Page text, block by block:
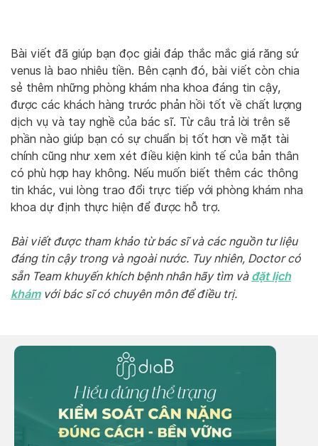
Bài viết đã giúp bạn đọc giải đáp thắc mắc giá răng sứ
venus là bao nhiêu tiền. Bên cạnh đó, bài viết còn chia
sẻ thêm những phòng khám nha khoa đáng tin cậy,
được các khách hàng trước phản hồi tốt về chất lượng
dịch vụ và tay nghề của bác sĩ. Từ câu trả lời trên sẽ
phần nào giúp bạn có sự chuẩn bị tốt hơn về mặt tài
chính cũng như xem xét điều kiện kinh tế của bản thân
có phù hợp hay không. Nếu muốn biết thêm các thông
tin khác, vui lòng trao đổi trực tiếp với phòng khám nha
khoa dự định thực hiện để được hỗ trợ.
Bài viết được tham khảo từ bác sĩ và các nguồn tư liệu
đáng tin cậy trong và ngoài nước. Tuy nhiên, Doctor có
sẵn Team khuyến khích bệnh nhân hãy tìm và đặt lịch
khámvới bác sĩ có chuyên môn để điều trị.